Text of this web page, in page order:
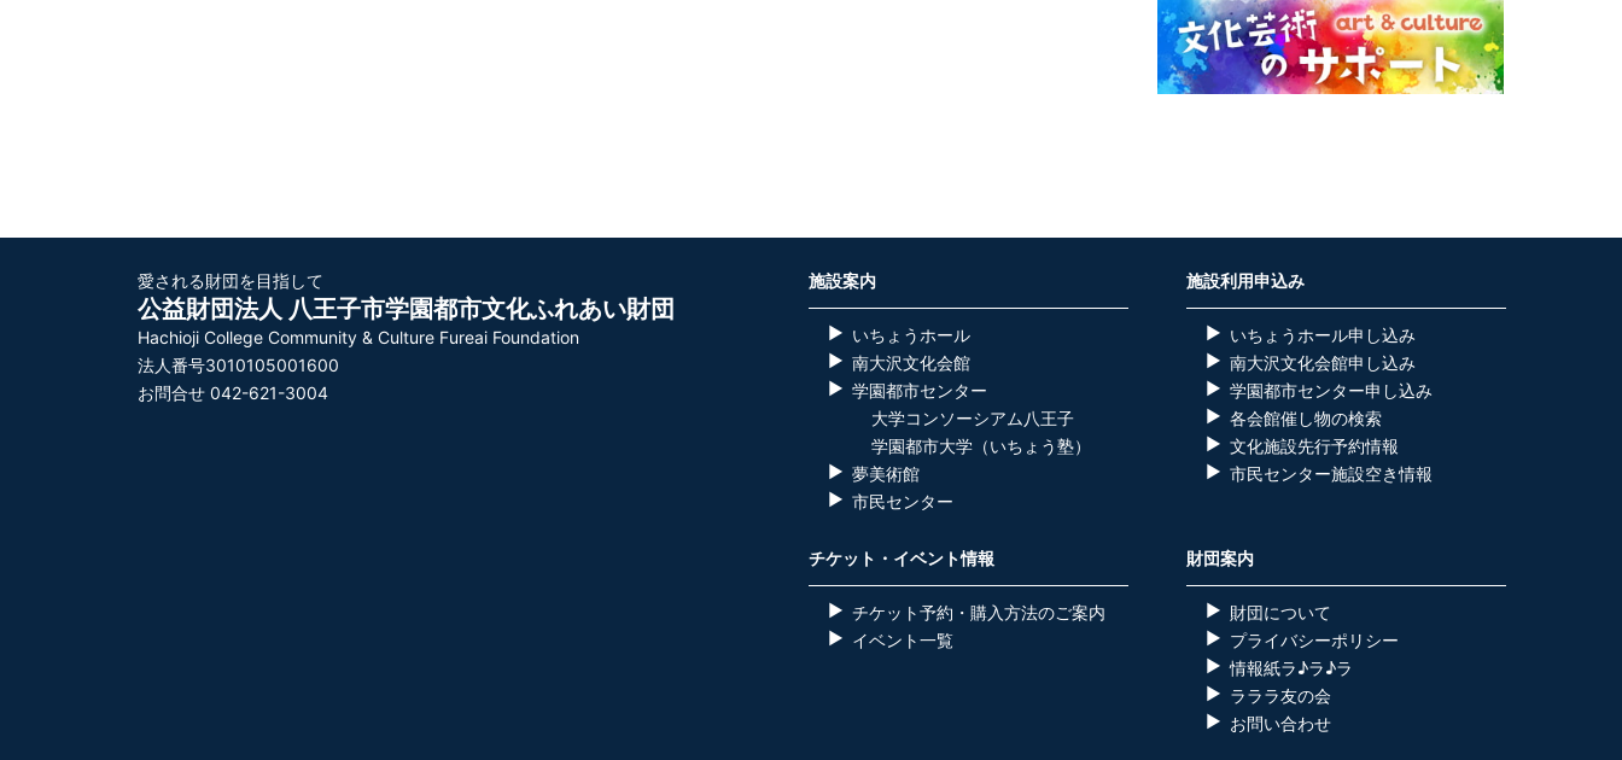
愛される財団を目指して
公益財団法人 八王子市学園都市文化ふれあい財団
Hachioji College Community & Culture Fureai Foundation
法人番号3010105001600
お問合せ 042-621-3004
施設案内
いちょうホール
南大沢文化会館
学園都市センター
大学コンソーシアム八王子
学園都市大学（いちょう塾）
夢美術館
市民センター
施設利用申込み
いちょうホール申し込み
南大沢文化会館申し込み
学園都市センター申し込み
各会館催し物の検索
文化施設先行予約情報
市民センター施設空き情報
チケット・イベント情報
チケット予約・購入方法のご案内
イベント一覧
財団案内
財団について
プライバシーポリシー
情報紙ラ♪ラ♪ラ
ラララ友の会
お問い合わせ